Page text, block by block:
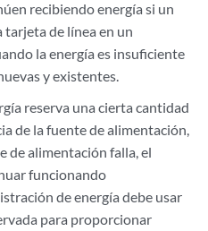
recibiendo energía si un
de línea en un
la energía es insuficiente
y existentes.
reserva una cierta cantidad
de la fuente de alimentación,
de alimentación falla, el
funcionando
de energía debe usar
para proporcionar